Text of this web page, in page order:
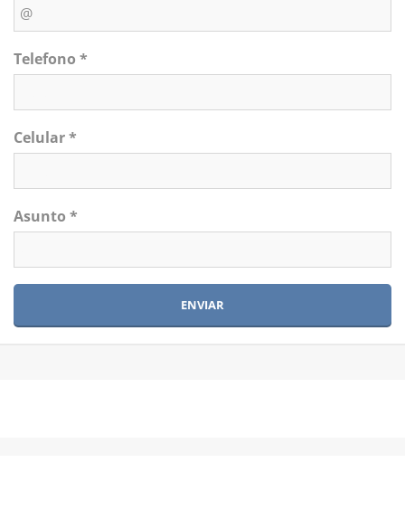
Telefono *
Celular *
Asunto *